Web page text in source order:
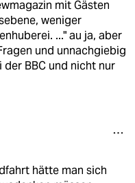
mit Gästen
weniger
..." au ja, aber
und unnachgiebig
der BBC und nicht nur
hätte man sich